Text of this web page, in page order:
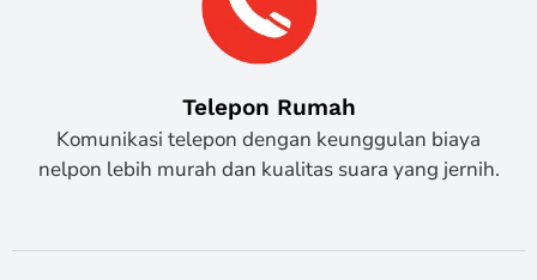
Telepon Rumah
Komunikasi telepon dengan keunggulan biaya
nelpon lebih murah dan kualitas suara yang jernih.